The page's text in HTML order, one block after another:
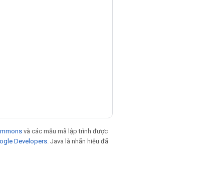
và các mẫu mã lập trình được
Developers . Java là nhãn hiệu đã